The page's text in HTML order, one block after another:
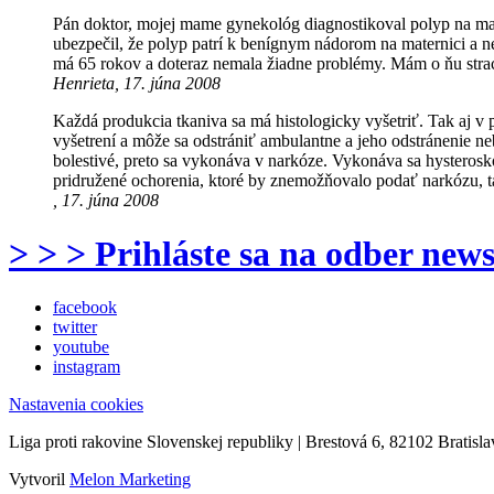
Pán doktor, mojej mame gynekológ diagnostikoval polyp na
ubezpečil, že polyp patrí k benígnym nádorom na maternici a
má 65 rokov a doteraz nemala žiadne problémy. Mám o ňu
Henrieta, 17. júna 2008
Každá produkcia tkaniva sa má histologicky vyšetriť. Tak aj
vyšetrení a môže sa odstrániť ambulantne a jeho odstránenie
bolestivé, preto sa vykonáva v narkóze. Vykonáva sa
pridružené ochorenia, ktoré by znemožňovalo podať narkózu,
, 17. júna 2008
> > > Prihláste sa na odber
facebook
twitter
youtube
instagram
Nastavenia cookies
Liga proti rakovine Slovenskej republiky | Brestová 6, 82102
Vytvoril Melon Marketing